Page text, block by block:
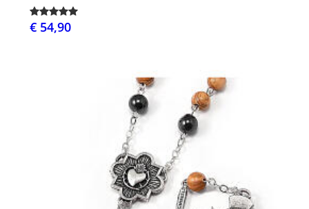
€ 54,90